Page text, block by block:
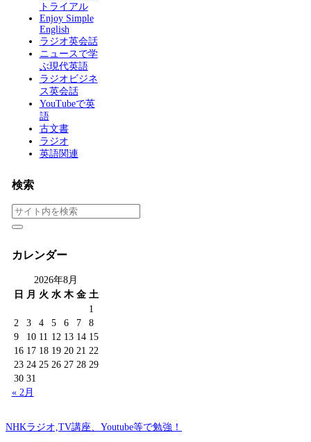
トライアル
Enjoy Simple
English
ラジオ英会話
ニュースで学
ぶ現代英語
ラジオビジネ
ス英会話
YouTubeで英
語
古文書
ラジオ
英語関連
検索
カレンダー
2026年8月
日 月 火 水 木 金 土
1
2
3 4 5 6 7
8
9
10 11 12 13 14 15
16 17 18 19 20 21 22
23 24 25 26 27 28 29
30 31
« 2月
NHKラジオ,TV講座、Youtube等で勉強！